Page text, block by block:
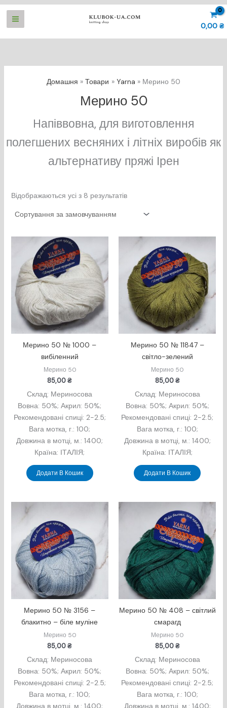
Перейти
0,00 ₴
Домашня Товари Yarna Мерино 50
Мерино 50
Hапіввовна, для виготовлення
полегшених весняних і літніх виробів як
альтернативу пряжі Ірен
Відображаються усі з 8 результатів
Мерино 50 № 1000 –
вибіленний
Мерино 50
85,00₴
Склад: Мериносова
Вовна: 50%; Акрил: 50%;
Рекомендовані спиці: 2-2.5;
Вага мотка, г.: 100;
Довжина в мотцi, м.: 1400;
Країна: ІТАЛІЯ;
Додати В Кошик
Мерино 50 № 11847 –
світло-зелений
Мерино 50
85,00₴
Склад: Мериносова
Вовна: 50%; Акрил: 50%;
Рекомендовані спиці: 2-2.5;
Вага мотка, г.: 100;
Довжина в мотцi, м.: 1400;
Країна: ІТАЛІЯ;
Додати В Кошик
Мерино 50 № 3156 –
блакитно – біле муліне
Мерино 50
85,00₴
Склад: Мериносова
Вовна: 50%; Акрил: 50%;
Рекомендовані спиці: 2-2.5;
Вага мотка, г.: 100;
Довжина в мотцi, м.: 1400;
Мерино 50 № 408 – світлий
смарагд
Мерино 50
85,00₴
Склад: Мериносова
Вовна: 50%; Акрил: 50%;
Рекомендовані спиці: 2-2.5;
Вага мотка, г.: 100;
Довжина в мотцi, м.: 1400;